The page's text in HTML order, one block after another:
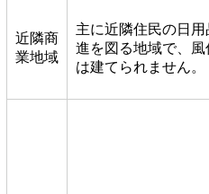
近隣商
業地域
主に近隣住民の日
進を図る地域で、
は建てられません。